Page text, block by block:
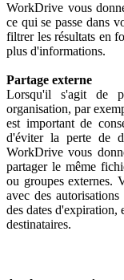
WorkDrive vous
ce qui se passe dans
filtrer les résultats en
plus d'informations.
Partage externe
Lorsqu'il s'agit de
organisation, par
est important de
d'éviter la perte de
WorkDrive vous
partager le même
ou groupes externes.
avec des autorisations
des dates d'expiration,
destinataires.